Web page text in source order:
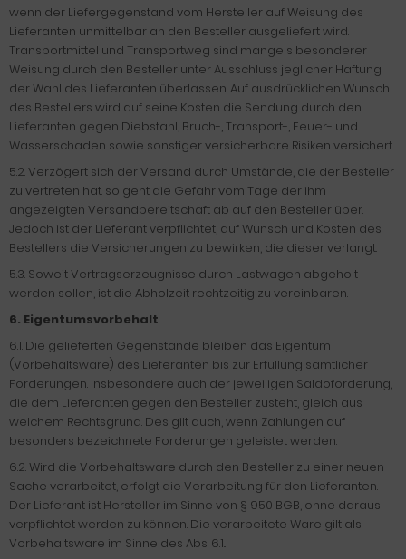
wenn der Liefergegenstand vom Hersteller auf Weisung des
Lieferanten unmittelbar an den Besteller ausgeliefert wird.
Transportmittel und Transportweg sind mangels besonderer
Weisung durch den Besteller unter Ausschluss jeglicher Haftung
der Wahl des Lieferanten überlassen. Auf ausdrücklichen Wunsch
des Bestellers wird auf seine Kosten die Sendung durch den
Lieferanten gegen Diebstahl, Bruch-, Transport-, Feuer- und
Wasserschaden sowie sonstiger versicherbare Risiken versichert.
5.2. Verzögert sich der Versand durch Umstände, die der Besteller
zu vertreten hat. so geht die Gefahr vom Tage der ihm
angezeigten Versandbereitschaft ab auf den Besteller über.
Jedoch ist der Lieferant verpflichtet, auf Wunsch und Kosten des
Bestellers die Versicherungen zu bewirken, die dieser verlangt.
5.3. Soweit Vertragserzeugnisse durch Lastwagen abgeholt
werden sollen, ist die Abholzeit rechtzeitig zu vereinbaren.
6. Eigentumsvorbehalt
6.1. Die gelieferten Gegenstände bleiben das Eigentum
(Vorbehaltsware) des Lieferanten bis zur Erfüllung sämtlicher
Forderungen. Insbesondere auch der jeweiligen Saldoforderung,
die dem Lieferanten gegen den Besteller zusteht, gleich aus
welchem Rechtsgrund. Des gilt auch, wenn Zahlungen auf
besonders bezeichnete Forderungen geleistet werden.
6.2. Wird die Vorbehaltsware durch den Besteller zu einer neuen
Sache verarbeitet, erfolgt die Verarbeitung für den Lieferanten.
Der Lieferant ist Hersteller im Sinne von § 950 BGB, ohne daraus
verpflichtet werden zu können. Die verarbeitete Ware gilt als
Vorbehaltsware im Sinne des Abs. 6.1..